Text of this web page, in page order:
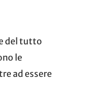
del tutto
le
ad essere